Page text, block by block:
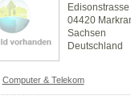
04420
Sachsen
Deutschland
Computer & Telekom